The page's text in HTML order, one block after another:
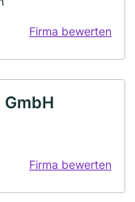
Firma bewerten
Firma bewerten